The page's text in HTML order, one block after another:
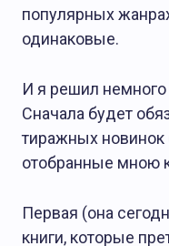
БЕЗ РУБРИКИ
популярных
одинаковые.
И я решил
Сначала будет
тиражных
отобранные мною
Первая (она
книги, которые